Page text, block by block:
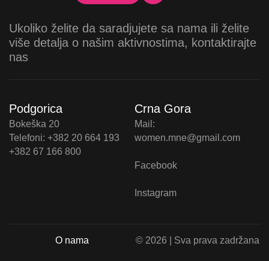
Ukoliko želite da saradjujete sa nama ili želite
više detalja o našim aktivnostima, kontaktirajte
nas
Podgorica
Bokeška 20
Telefoni: +382 20 664 193
+382 67 166 800
Crna Gora
Mail:
women.mne@gmail.com
Facebook
Instagram
© 2026 | Sva prava zadržana
O nama